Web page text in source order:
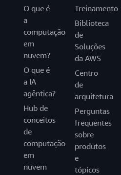
O que é
a
computação
em
nuvem?
O que é
a IA
agêntica?
Hub de
conceitos
de
computação
em
nuvem
Treinamento
Biblioteca
de
Soluções
da AWS
Centro
de
arquitetura
Perguntas
frequentes
sobre
produtos
e
tópicos